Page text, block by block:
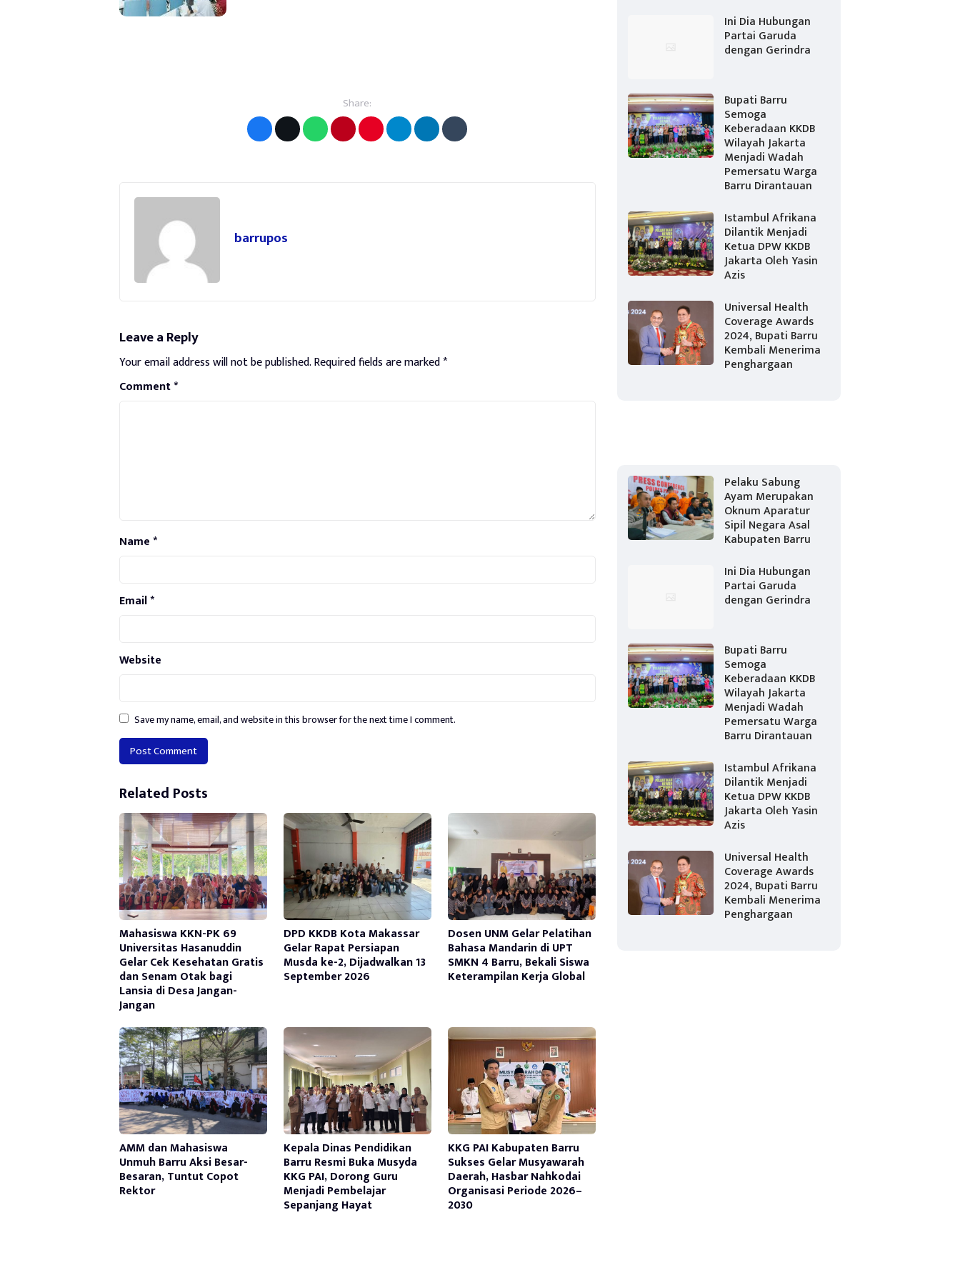
Share:
barrupos
Leave a Reply
Your email address will not be published.Required fields are marked*
Comment*
Name*
Email*
Website
Save my name, email, and website in this browser for the next time I comment.
Alternative:
Related Posts
Mahasiswa KKN-PK 69
Universitas Hasanuddin
Gelar Cek Kesehatan Gratis
dan Senam Otak bagi
Lansia di Desa Jangan-
Jangan
DPD KKDB Kota Makassar
Gelar Rapat Persiapan
Musda ke-2, Dijadwalkan 13
September 2026
Dosen UNM Gelar Pelatihan
Bahasa Mandarin di UPT
SMKN 4 Barru, Bekali Siswa
Keterampilan Kerja Global
AMM dan Mahasiswa
Unmuh Barru Aksi Besar-
Besaran, Tuntut Copot
Rektor
Kepala Dinas Pendidikan
Barru Resmi Buka Musyda
KKG PAI, Dorong Guru
Menjadi Pembelajar
Sepanjang Hayat
KKG PAI Kabupaten Barru
Sukses Gelar Musyawarah
Daerah, Hasbar Nahkodai
Organisasi Periode 2026–
2030
Ini Dia Hubungan
Partai Garuda
dengan Gerindra
Bupati Barru
Semoga
Keberadaan KKDB
Wilayah Jakarta
Menjadi Wadah
Pemersatu Warga
Barru Dirantauan
Istambul Afrikana
Dilantik Menjadi
Ketua DPW KKDB
Jakarta Oleh Yasin
Azis
Universal Health
Coverage Awards
2024, Bupati Barru
Kembali Menerima
Penghargaan
Pelaku Sabung
Ayam Merupakan
Oknum Aparatur
Sipil Negara Asal
Kabupaten Barru
Ini Dia Hubungan
Partai Garuda
dengan Gerindra
Bupati Barru
Semoga
Keberadaan KKDB
Wilayah Jakarta
Menjadi Wadah
Pemersatu Warga
Barru Dirantauan
Istambul Afrikana
Dilantik Menjadi
Ketua DPW KKDB
Jakarta Oleh Yasin
Azis
Universal Health
Coverage Awards
2024, Bupati Barru
Kembali Menerima
Penghargaan